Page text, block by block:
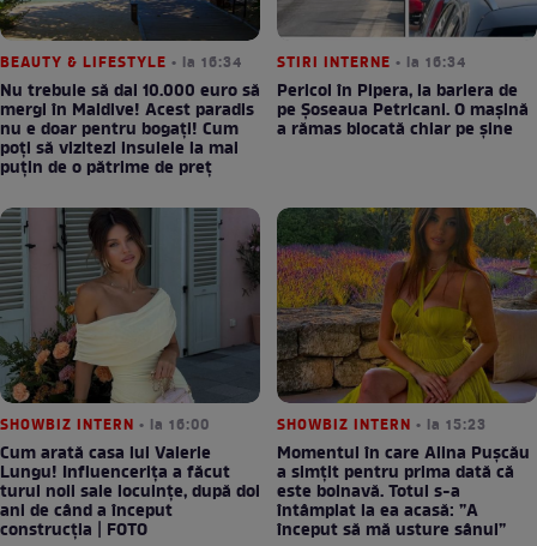
BEAUTY & LIFESTYLE • la 16:34
Nu trebuie să dai 10.000 euro să
mergi în Maldive! Acest paradis
nu e doar pentru bogați! Cum
poți să vizitezi insulele la mai
puțin de o pătrime de preț
STIRI INTERNE • la 16:34
Pericol în Pipera, la bariera de
pe Șoseaua Petricani. O mașină
a rămas blocată chiar pe șine
SHOWBIZ INTERN • la 16:00
Cum arată casa lui Valerie
Lungu! Influencerița a făcut
turul noii sale locuințe, după doi
ani de când a început
construcția | FOTO
SHOWBIZ INTERN • la 15:23
Momentul în care Alina Pușcău
a simțit pentru prima dată că
este bolnavă. Totul s-a
întâmplat la ea acasă: ”A
început să mă usture sânul”